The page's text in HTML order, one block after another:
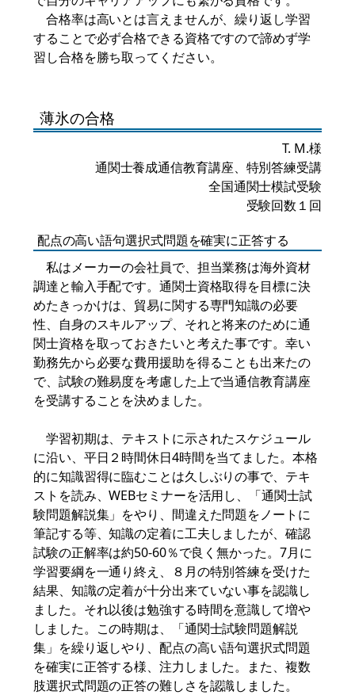
合格率は高いとは言えませんが、繰り返し学習
することで必ず合格できる資格ですので諦めず学
習し合格を勝ち取ってください。
薄氷の合格
T. M.様
通関士養成通信教育講座、特別答練受講
全国通関士模試受験
受験回数１回
配点の高い語句選択式問題を確実に正答する
私はメーカーの会社員で、担当業務は海外資材
調達と輸入手配です。通関士資格取得を目標に決
めたきっかけは、貿易に関する専門知識の必要
性、自身のスキルアップ、それと将来のために通
関士資格を取っておきたいと考えた事です。幸い
勤務先から必要な費用援助を得ることも出来たの
で、試験の難易度を考慮した上で当通信教育講座
を受講することを決めました。
学習初期は、テキストに示されたスケジュール
に沿い、平日２時間休日4時間を当てました。本格
的に知識習得に臨むことは久しぶりの事で、テキ
ストを読み、WEBセミナーを活用し、「通関士試
験問題解説集」をやり、間違えた問題をノートに
筆記する等、知識の定着に工夫しましたが、確認
試験の正解率は約50-60％で良く無かった。7月に
学習要綱を一通り終え、８月の特別答練を受けた
結果、知識の定着が十分出来ていない事を認識し
ました。それ以後は勉強する時間を意識して増や
しました。この時期は、「通関士試験問題解説
集」を繰り返しやり、配点の高い語句選択式問題
を確実に正答する様、注力しました。また、複数
肢選択式問題の正答の難しさを認識しました。